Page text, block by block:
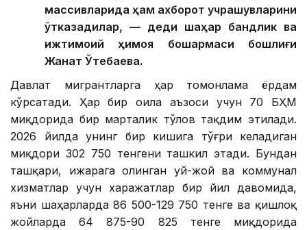
массивларида ҳам ахборот учрашувларини
ўтказадилар, — деди шаҳар бандлик ва
ижтимоий ҳимоя бошқармаси бошлиғи
Жанат Ўтебаева.
Давлат мигрантларга ҳар томонлама ёрдам
кўрсатади. Ҳар бир оила аъзоси учун 70 БҲМ
миқдорида бир марталик тўлов тақдим этилади.
2026 йилда унинг бир кишига тўғри келадиган
миқдори 302 750 тенгени ташкил этади. Бундан
ташқари, ижарага олинган уй-жой ва коммунал
хизматлар учун харажатлар бир йил давомида,
яъни шаҳарларда 86 500-129 750 тенге ва қишлоқ
жойларда 64 875-90 825 тенге миқдорида